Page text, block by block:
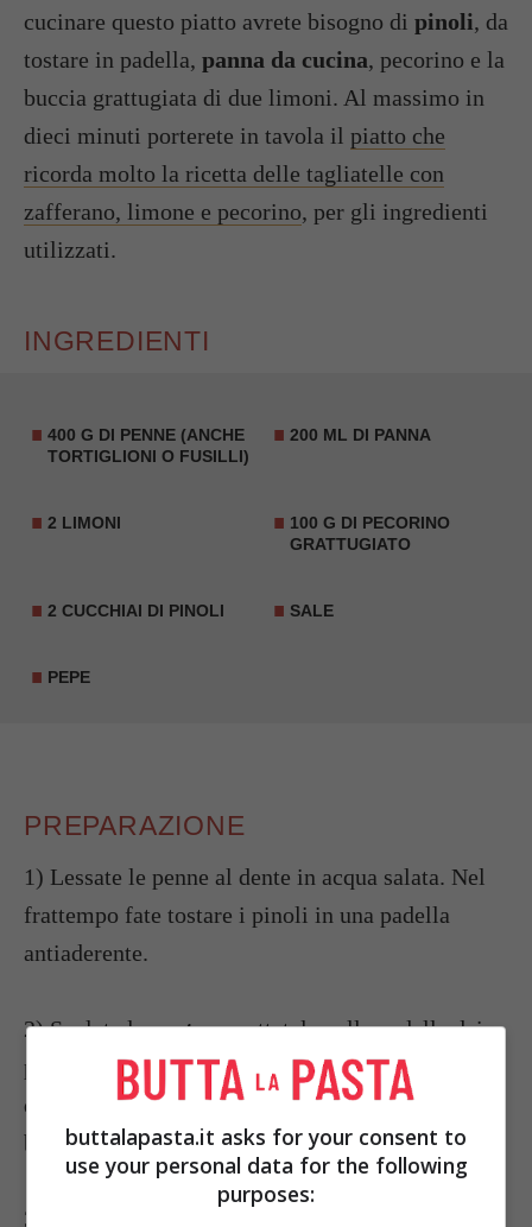
cucinare questo piatto avrete bisogno di pinoli, da
tostare in padella, panna da cucina, pecorino e la
buccia grattugiata di due limoni. Al massimo in
dieci minuti porterete in tavola il piatto che
ricorda molto la ricetta delle tagliatelle con
zafferano, limone e pecorino, per gli ingredienti
utilizzati.
INGREDIENTI
400 G DI PENNE (ANCHE
TORTIGLIONI O FUSILLI)
200 ML DI PANNA
2 LIMONI
100 G DI PECORINO
GRATTUGIATO
2 CUCCHIAI DI PINOLI SALE
PEPE
PREPARAZIONE
1) Lessate le penne al dente in acqua salata. Nel
frattempo fate tostare i pinoli in una padella
antiaderente.
2) Scolate lapastae mettetela nella padella dei
pinoli aggiungendo un paio di cucchiai di acqua
di cottura. Aggiungete la panna e grattugiatevi la
buccia dei limoni.
3) Saltatela per un paio di minuti, poi aggiungete
buttalapasta.it asks for your consent to
use your personal data for the following
purposes: